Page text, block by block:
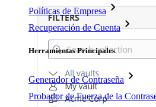
Políticas de Empresa
Recuperación de Cuenta
Herramientas Principales
Generador de Contraseña
Probador de Fuerza de la